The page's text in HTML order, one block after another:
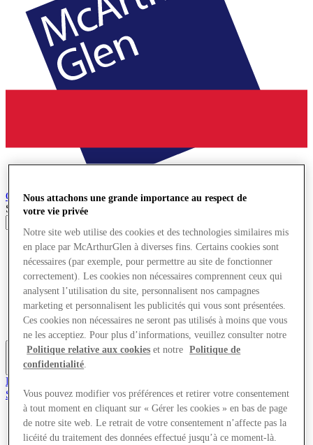
Cheshire OaksVillage de Marques
Search input
Magasins
Offres
Planifiez votre visite
Quoi de neuf
Mangez et buvez
Cartes cadeaux
Services
Plus
Rejoignez le club
Sauvé
fr
Magasins
Offres
Nous attachons une grande importance au respect de
votre vie privée
Notre site web utilise des cookies et des technologies similaires mis
en place par McArthurGlen à diverses fins. Certains cookies sont
nécessaires (par exemple, pour permettre au site de fonctionner
correctement). Les cookies non nécessaires comprennent ceux qui
analysent l’utilisation du site, personnalisent nos campagnes
marketing et personnalisent les publicités qui vous sont présentées.
Ces cookies non nécessaires ne seront pas utilisés à moins que vous
ne les acceptiez. Pour plus d’informations, veuillez consulter notre
Politique relative aux cookies et notre
Politique de
confidentialité.
Vous pouvez modifier vos préférences et retirer votre consentement
à tout moment en cliquant sur « Gérer les cookies » en bas de page
de notre site web. Le retrait de votre consentement n’affecte pas la
licéité du traitement des données effectué jusqu’à ce moment-là.